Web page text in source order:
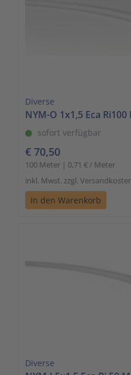
Diverse
NYM-O 1x1,5 Eca
sofort verfügbar
€ 70,50
100 Meter | 0,71 € / Meter
inkl. Mwst. zzgl.
In den Warenkorb
Diverse